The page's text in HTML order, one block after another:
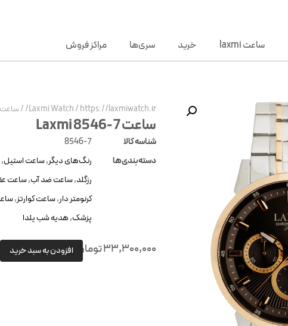
ساعت laxmi خرید سری‌ها مراکز فروش
Laxmi Watch/https://laxmiwatch.ir/
/ساعت Laxmi 8546-7
ساعت Laxmi 8546-7
شناسه کالا
8546-7
دسته‌بندی‌ها
رنگ‌های دیگر,ساعت استیل,
رزگلد,ساعت ضد آب,ساعت
کرنومتر دار,ساعت کوارتز,
پزشک,هدیه شب یلدا
33,300,000تومان افزودن به سبد خرید